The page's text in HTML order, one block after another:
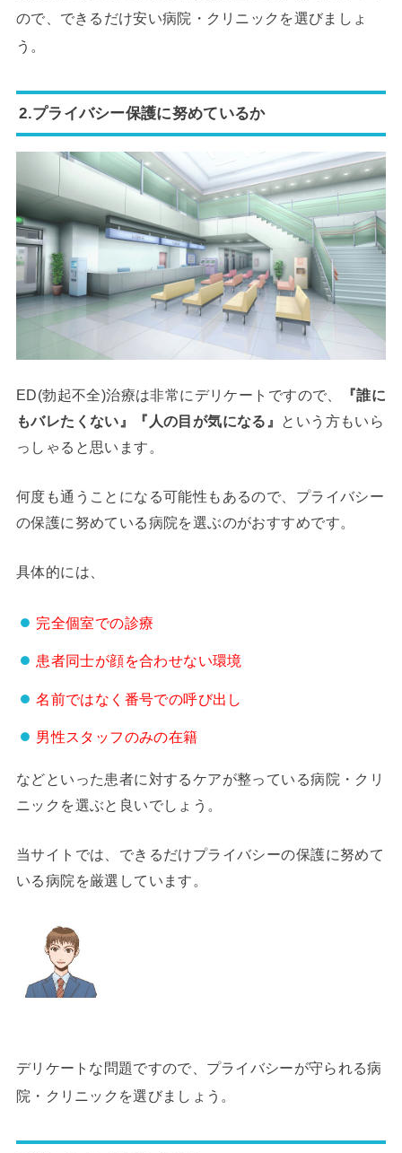
ので、できるだけ安い病院・クリニックを選びましょ
う。
2.プライバシー保護に努めているか
ED(勃起不全)治療は非常にデリケートですので、
『誰に
もバレたくない』『人の目が気になる』
という方もいら
っしゃると思います。
何度も通うことになる可能性もあるので、プライバシー
の保護に努めている病院を選ぶのがおすすめです。
具体的には、
完全個室での診療
患者同士が顔を合わせない環境
名前ではなく番号での呼び出し
男性スタッフのみの在籍
などといった患者に対するケアが整っている病院・クリ
ニックを選ぶと良いでしょう。
当サイトでは、できるだけプライバシーの保護に努めて
いる病院を厳選しています。
デリケートな問題ですので、プライバシーが守られる病
院・クリニックを選びましょう。